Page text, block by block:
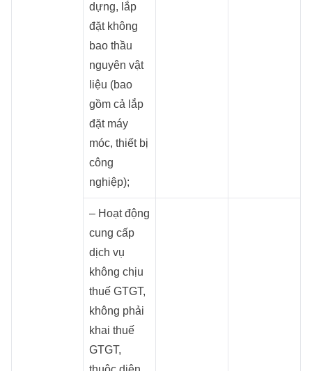
dựng, lắp
đặt không
bao thầu
nguyên vật
liệu (bao
gồm cả lắp
đặt máy
móc, thiết bị
công
nghiệp);
– Hoạt động
cung cấp
dịch vụ
không chịu
thuế GTGT,
không phải
khai thuế
GTGT,